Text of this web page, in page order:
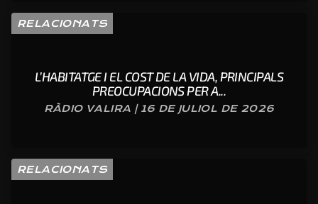
RELACIONATS
L’HABITATGE I EL COST DE LA VIDA, PRINCIPALS
PREOCUPACIONS PER A...
RÀDIO VALIRA | 16 DE JULIOL DE 2026
RELACIONATS